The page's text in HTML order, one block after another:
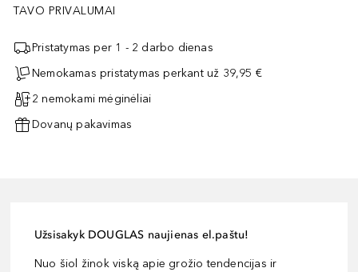
TAVO PRIVALUMAI
Pristatymas per 1 - 2 darbo dienas
Nemokamas pristatymas perkant už 39,95 €
2 nemokami mėginėliai
Dovanų pakavimas
Užsisakyk DOUGLAS naujienas el.paštu!
Nuo šiol žinok viską apie grožio tendencijas ir